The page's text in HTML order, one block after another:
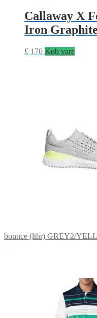
Callaway X
Iron Graphite
£ 170 Køb vare
bounce (lthr) GREY2/